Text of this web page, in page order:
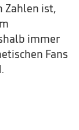
Zahlen ist,
immer
Fans